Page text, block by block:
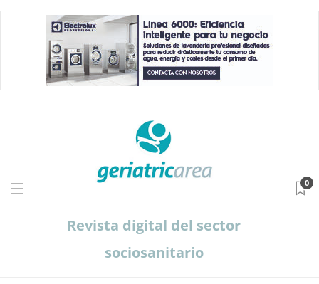
Revista digital del sector
sociosanitario
0